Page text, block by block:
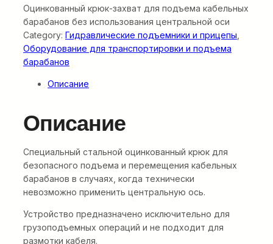
Оцинкованный крюк-захват для подъема кабельных
барабанов без использования центральной оси
Category: Гидравлические подъемники и прицепы
Оборудование для транспортировки и подъема
барабанов
Описание
Описание
Специальный стальной оцинкованный крюк для
безопасного подъема и перемещения кабельных
барабанов в случаях, когда технически
невозможно применить центральную ось.
Устройство предназначено исключительно для
грузоподъемных операций и не подходит для
размотки кабеля.